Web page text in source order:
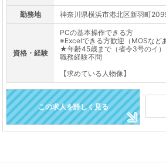
勤務地 神奈川県横浜市港北区新羽町
資格・経験
PCの基本操作できる方
※Excelできる方歓迎（MOSなど
★年齢45歳まで（省令3号のイ）
職務経験不問
【求めている人物像】
この求人を詳しく見る